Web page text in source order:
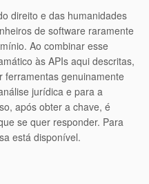
direito e das humanidades
de software raramente
Ao combinar esse
às APIs aqui descritas,
ferramentas genuinamente
jurídica e para a
após obter a chave, é
se quer responder. Para
está disponível.